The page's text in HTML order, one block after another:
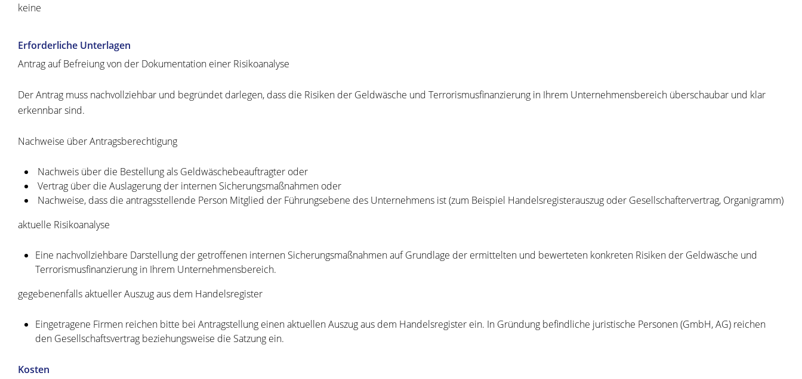
keine
Erforderliche Unterlagen
Antrag auf Befreiung von der Dokumentation einer Risikoanalyse
Der Antrag muss nachvollziehbar und begründet darlegen, dass die Risiken der Geldwäsche und Terrorismusfinanzierung in Ihrem Unternehmensbereich überschaubar und klar
erkennbar sind.
Nachweise über Antragsberechtigung
​ Nachweis über die Bestellung als Geldwäschebeauftragter oder
​ Vertrag über die Auslagerung der internen Sicherungsmaßnahmen oder
​ Nachweise, dass die antragsstellende Person Mitglied der Führungsebene des Unternehmens ist (zum Beispiel Handelsregisterauszug oder Gesellschaftervertrag, Organigramm)
aktuelle Risikoanalyse
Eine nachvollziehbare Darstellung der getroffenen internen Sicherungsmaßnahmen auf Grundlage der ermittelten und bewerteten konkreten Risiken der Geldwäsche und
Terrorismusfinanzierung in Ihrem Unternehmensbereich.
gegebenenfalls aktueller Auszug aus dem Handelsregister
Eingetragene Firmen reichen bitte bei Antragstellung einen aktuellen Auszug aus dem Handelsregister ein. In Gründung befindliche juristische Personen (GmbH, AG) reichen
den Gesellschaftsvertrag beziehungsweise die Satzung ein. ​
Kosten